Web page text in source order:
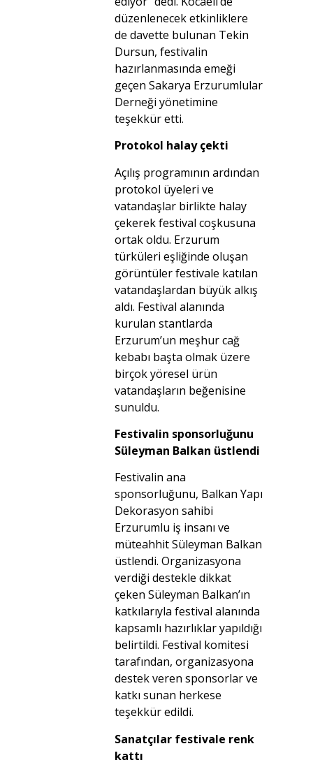
düzenlenecek etkinliklere
de davette bulunan Tekin
Dursun, festivalin
hazırlanmasında emeği
geçen Sakarya Erzurumlular
Derneği yönetimine
teşekkür etti.
Protokol halay çekti
Açılış programının ardından
protokol üyeleri ve
vatandaşlar birlikte halay
çekerek festival coşkusuna
ortak oldu. Erzurum
türküleri eşliğinde oluşan
görüntüler festivale katılan
vatandaşlardan büyük alkış
aldı. Festival alanında
kurulan stantlarda
Erzurum’un meşhur cağ
kebabı başta olmak üzere
birçok yöresel ürün
vatandaşların beğenisine
sunuldu.
Festivalin sponsorluğunu
Süleyman Balkan üstlendi
Festivalin ana
sponsorluğunu, Balkan Yapı
Dekorasyon sahibi
Erzurumlu iş insanı ve
müteahhit Süleyman Balkan
üstlendi. Organizasyona
verdiği destekle dikkat
çeken Süleyman Balkan’ın
katkılarıyla festival alanında
kapsamlı hazırlıklar yapıldığı
belirtildi. Festival komitesi
tarafından, organizasyona
destek veren sponsorlar ve
katkı sunan herkese
teşekkür edildi.
Sanatçılar festivale renk
kattı